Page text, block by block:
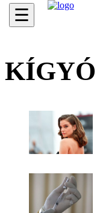
☰
KÍGYÓ